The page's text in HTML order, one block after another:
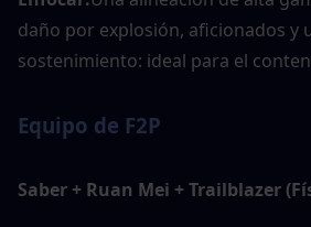
daño por explosión, aficionados y
sostenimiento: ideal para el
Equipo de F2P
Saber + Ruan Mei + Trailblazer